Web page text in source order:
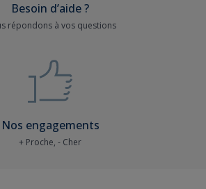
Besoin d’aide ?
répondons à vos questions
Nos engagements
+ Proche, - Cher